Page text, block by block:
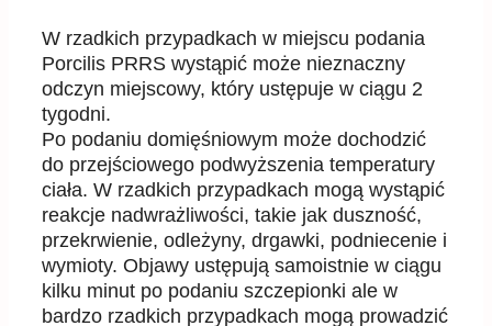
W rzadkich przypadkach w miejscu podania
Porcilis PRRS wystąpić może nieznaczny
odczyn miejscowy, który ustępuje w ciągu 2
tygodni.
Po podaniu domięśniowym może dochodzić
do przejściowego podwyższenia temperatury
ciała. W rzadkich przypadkach mogą wystąpić
reakcje nadwrażliwości, takie jak duszność,
przekrwienie, odleżyny, drgawki, podniecenie i
wymioty. Objawy ustępują samoistnie w ciągu
kilku minut po podaniu szczepionki ale w
bardzo rzadkich przypadkach mogą prowadzić